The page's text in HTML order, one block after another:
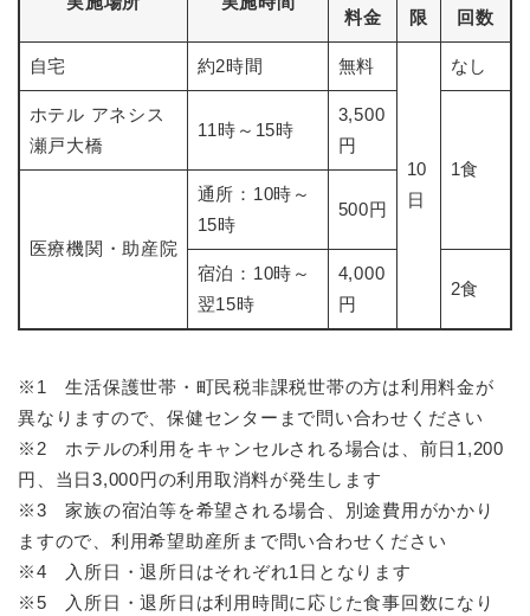
料金
限
回数
自宅 約2時間 無料
10
日
なし
ホテル アネシス
瀬戸大橋
11時～15時
3,500
円
1食
医療機関・助産院
通所：10時～
15時
500円
宿泊：10時～
翌15時
4,000
円
2食
※1 生活保護世帯・町民税非課税世帯の方は利用料金が
異なりますので、保健センターまで問い合わせください
※2 ホテルの利用をキャンセルされる場合は、前日1,200
円、当日3,000円の利用取消料が発生します
※3 家族の宿泊等を希望される場合、別途費用がかかり
ますので、利用希望助産所まで問い合わせください
※4 入所日・退所日はそれぞれ1日となります
※5 入所日・退所日は利用時間に応じた食事回数になり